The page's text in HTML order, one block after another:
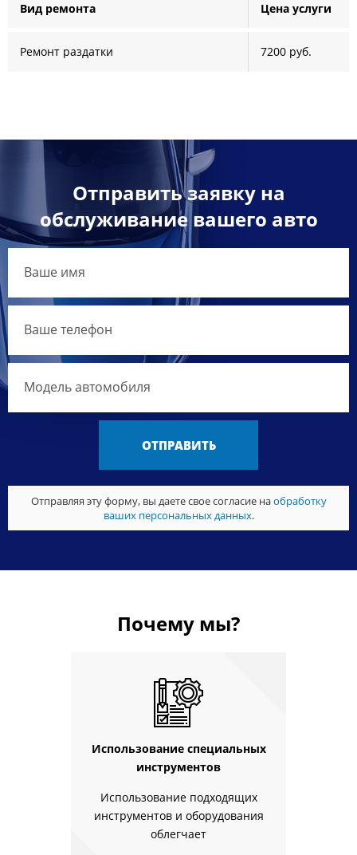
Вид ремонта Цена услуги
Ремонт раздатки 7200 руб.
Отправить заявку на
обслуживание вашего авто
ОТПРАВИТЬ
Отправляя эту форму, вы даете свое согласие наобработку
ваших персональных данных.
Почему мы?
Использование специальных
инструментов
Использование подходящих
инструментов и оборудования
облегчает